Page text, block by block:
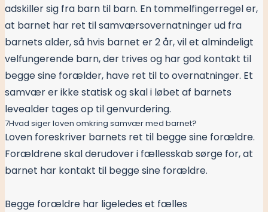
adskiller sig fra barn til barn. En tommelfingerregel er,
at barnet har ret til samværsovernatninger ud fra
barnets alder, så hvis barnet er 2 år, vil et almindeligt
velfungerende barn, der trives og har god kontakt til
begge sine forælder, have ret til to overnatninger. Et
samvær er ikke statisk og skal i løbet af barnets
levealder tages op til genvurdering.
7Hvad siger loven omkring samvær med barnet?
Loven foreskriver barnets ret til begge sine forældre.
Forældrene skal derudover i fællesskab sørge for, at
barnet har kontakt til begge sine forældre.
Begge forældre har ligeledes et fælles